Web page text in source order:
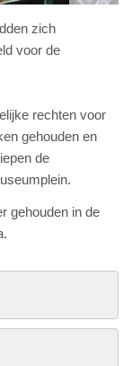
zich
voor de
rechten voor
gehouden en
de
gehouden in de